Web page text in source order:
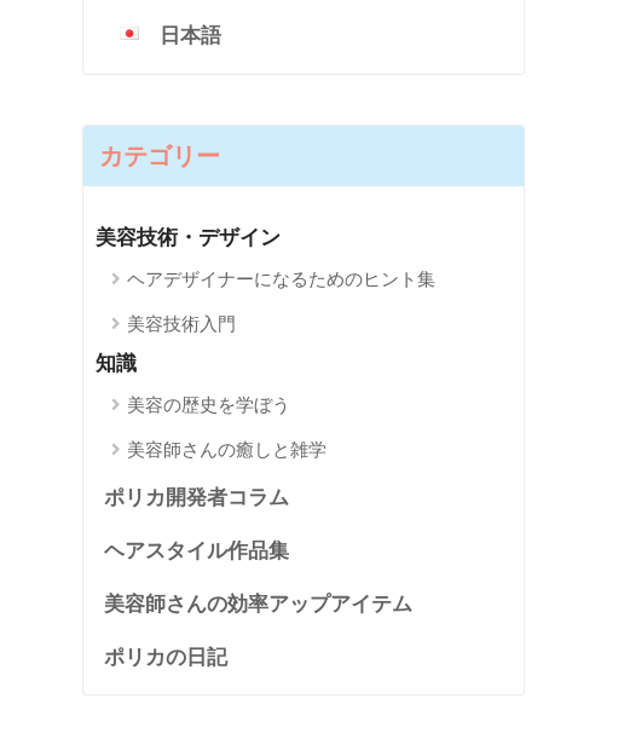
日本語
カテゴリー
美容技術・デザイン
ヘアデザイナーになるためのヒント集
美容技術入門
知識
美容の歴史を学ぼう
美容師さんの癒しと雑学
ポリカ開発者コラム
ヘアスタイル作品集
美容師さんの効率アップアイテム
ポリカの日記